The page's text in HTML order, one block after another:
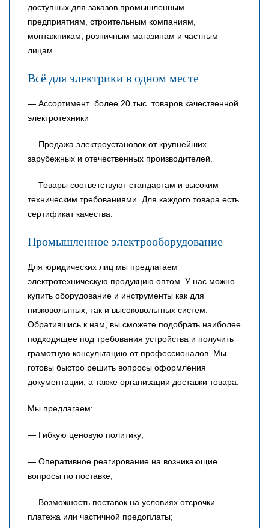
доступных для заказов промышленным
предприятиям, строительным компаниям,
монтажникам, розничным магазинам и частным
лицам.
Всё для электрики в одном месте
— Ассортимент более 20 тыс. товаров качественной
электротехники
— Продажа электроустановок от крупнейших
зарубежных и отечественных производителей.
— Товары соответствуют стандартам и высоким
техническим требованиями. Для каждого товара есть
сертификат качества.
Промышленное электрооборудование
Для юридических лиц мы предлагаем
электротехническую продукцию оптом. У нас можно
купить оборудование и инструменты как для
низковольтных, так и высоковольтных систем.
Обратившись к нам, вы сможете подобрать наиболее
подходящее под требования устройства и получить
грамотную консультацию от профессионалов. Мы
готовы быстро решить вопросы оформления
документации, а также организации доставки товара.
Мы предлагаем:
— Гибкую ценовую политику;
— Оперативное реагирование на возникающие
вопросы по поставке;
— Возможность поставок на условиях отсрочки
платежа или частичной предоплаты;